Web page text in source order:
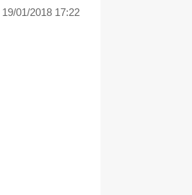
19/01/2018 17:22